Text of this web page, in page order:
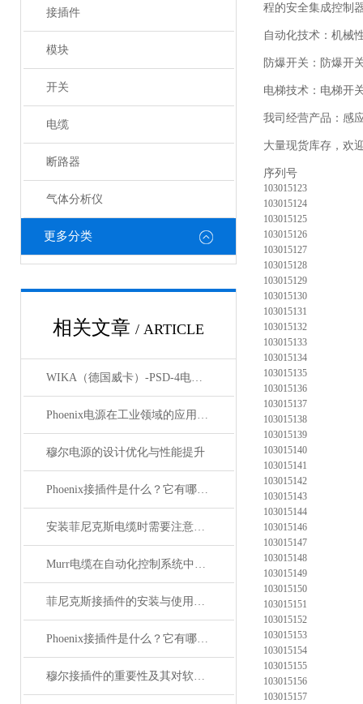
接插件
模块
开关
电缆
断路器
气体分析仪
更多分类
相关文章 / ARTICLE
WIKA（德国威卡）-PSD-4电子压力开关
Phoenix电源在工业领域的应用与优势
穆尔电源的设计优化与性能提升
Phoenix接插件是什么？它有哪些分类？
安装菲尼克斯电缆时需要注意哪些事项？
Murr电缆在自动化控制系统中的应用
菲尼克斯接插件的安装与使用技巧
Phoenix接插件是什么？它有哪些应用？
穆尔接插件的重要性及其对软件开发的影响
程的安全集成控制
自动化技术：机械
防爆开关：防爆开
电梯技术：电梯开
我司经营产品：感
大量现货库存，欢
序列号
103015123
103015124
103015125
103015126
103015127
103015128
103015129
103015130
103015131
103015132
103015133
103015134
103015135
103015136
103015137
103015138
103015139
103015140
103015141
103015142
103015143
103015144
103015146
103015147
103015148
103015149
103015150
103015151
103015152
103015153
103015154
103015155
103015156
103015157